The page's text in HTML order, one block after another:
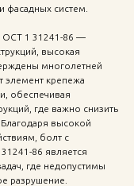
фасадных систем.
ОСТ 1 31241-86 —
высокая
многолетней
элемент крепежа
обеспечивая
где важно снизить
высокой
болт с
86 является
где недопустимы
разрушение.